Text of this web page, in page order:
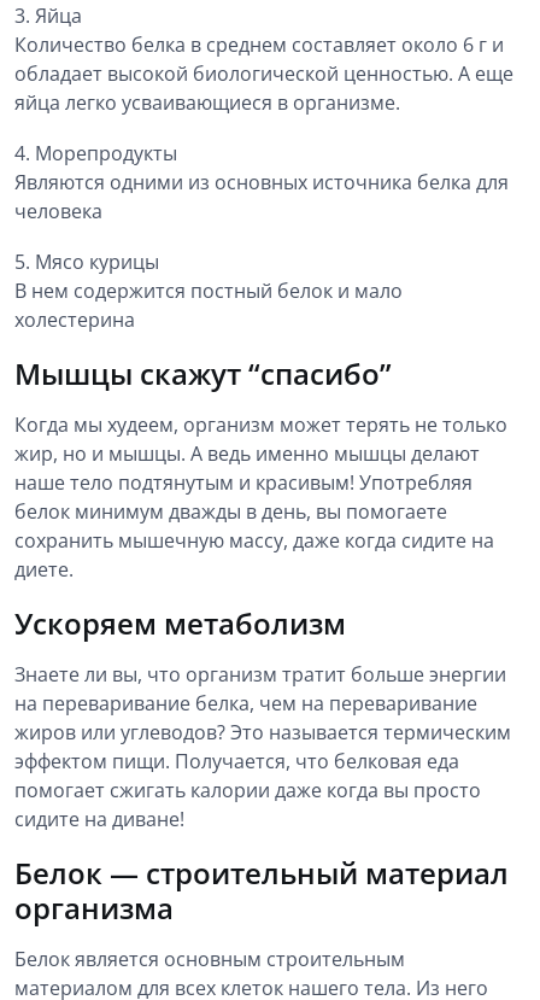
3. Яйца
Количество белка в среднем составляет около 6 г и
обладает высокой биологической ценностью. А еще
яйца легко усваивающиеся в организме.
4. Морепродукты
Являются одними из основных источника белка для
человека
5. Мясо курицы
В нем содержится постный белок и мало
холестерина
Мышцы скажут “спасибо”
Когда мы худеем, организм может терять не только
жир, но и мышцы. А ведь именно мышцы делают
наше тело подтянутым и красивым! Употребляя
белок минимум дважды в день, вы помогаете
сохранить мышечную массу, даже когда сидите на
диете.
Ускоряем метаболизм
Знаете ли вы, что организм тратит больше энергии
на переваривание белка, чем на переваривание
жиров или углеводов? Это называется термическим
эффектом пищи. Получается, что белковая еда
помогает сжигать калории даже когда вы просто
сидите на диване!
Белок — строительный материал
организма
Белок является основным строительным
материалом для всех клеток нашего тела. Из него